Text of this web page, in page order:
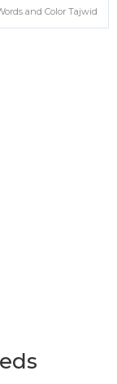
and Color Tajwid